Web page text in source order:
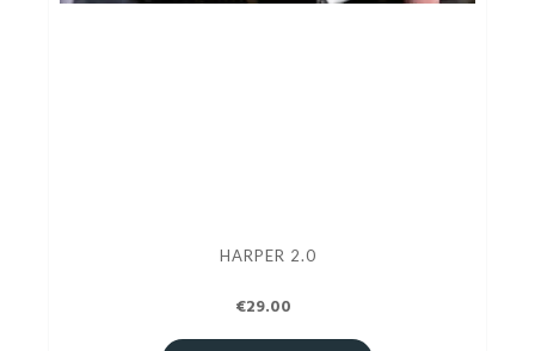
HARPER 2.0
€29.00